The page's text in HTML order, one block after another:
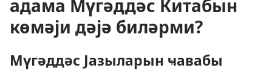
адама Мүгәддәс Китабын
көмәји дәјә биләрми?
Мүгәддәс Јазыларын ҹавабы